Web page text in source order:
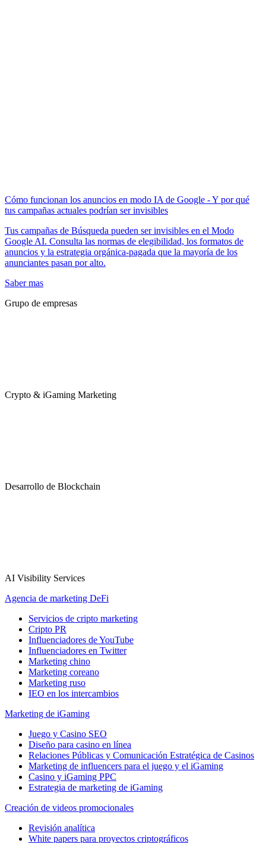
Cómo funcionan los anuncios en modo IA de Google - Y por qué
tus campañas actuales podrían ser invisibles
Tus campañas de Búsqueda pueden ser invisibles en el Modo
Google AI. Consulta las normas de elegibilidad, los formatos de
anuncios y la estrategia orgánica-pagada que la mayoría de los
anunciantes pasan por alto.
Saber mas
Grupo de empresas
Crypto & iGaming Marketing
Desarrollo de Blockchain
AI Visibility Services
Agencia de marketing DeFi
Servicios de cripto marketing
Cripto PR
Influenciadores de YouTube
Influenciadores en Twitter
Marketing chino
Marketing coreano
Marketing ruso
IEO en los intercambios
Marketing de iGaming
Juego y Casino SEO
Diseño para casino en línea
Relaciones Públicas y Comunicación Estratégica de Casinos
Marketing de influencers para el juego y el iGaming
Casino y iGaming PPC
Estrategia de marketing de iGaming
Creación de videos promocionales
Revisión analítica
White papers para proyectos criptográficos